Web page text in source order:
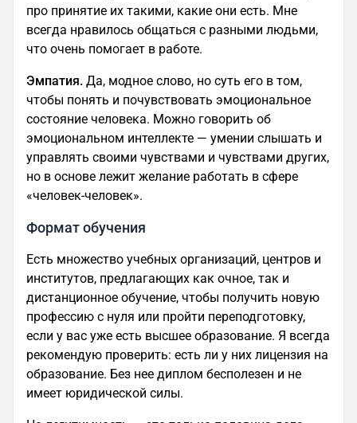
про принятие их такими, какие они есть. Мне
всегда нравилось общаться с разными людьми,
что очень помогает в работе.
Эмпатия. Да, модное слово, но суть его в том,
чтобы понять и почувствовать эмоциональное
состояние человека. Можно говорить об
эмоциональном интеллекте — умении слышать и
управлять своими чувствами и чувствами других,
но в основе лежит желание работать в сфере
«человек-человек».
Формат обучения
Есть множество учебных организаций, центров и
институтов, предлагающих как очное, так и
дистанционное обучение, чтобы получить новую
профессию с нуля или пройти переподготовку,
если у вас уже есть высшее образование. Я всегда
рекомендую проверить: есть ли у них лицензия на
образование. Без нее диплом бесполезен и не
имеет юридической силы.